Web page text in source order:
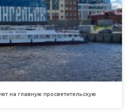
на главную просветительскую